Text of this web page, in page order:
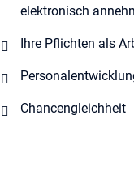
elektronisch
Ihre Pflichten als
Chancengleichheit